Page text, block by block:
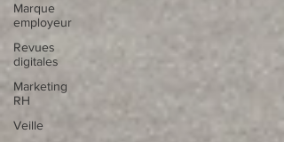
Marque
employeur
Revues
digitales
Marketing
RH
Veille